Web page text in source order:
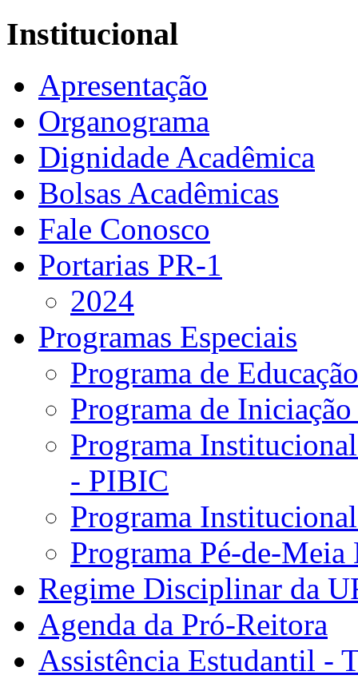
Institucional
Apresentação
Organograma
Dignidade Acadêmica
Bolsas Acadêmicas
Fale Conosco
Portarias PR-1
2024
Programas Especiais
Programa de
Programa de
Programa
- PIBIC
Programa
Programa Pé-de-
Regime Disciplinar da
Agenda da Pró-Reitora
Assistência Estudantil -